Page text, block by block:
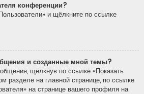
конференции?
и щёлкните по ссылке
и созданные мной темы?
щёлкнув по ссылке «Показать
разделе на главной странице, по ссылке
на странице вашего профиля на